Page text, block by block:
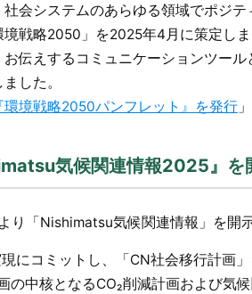
会システムのあらゆる領域でポジ
戦略2050」を2025年4月に策定し
伝えするコミュニケーションツー
した。
環境戦略2050パンフレット』を発行 」
気候関連情報2025』を
「Nishimatsu気候関連情報」を開
にコミットし、「CN社会移行計画」
の中核となるCO₂削減計画および気